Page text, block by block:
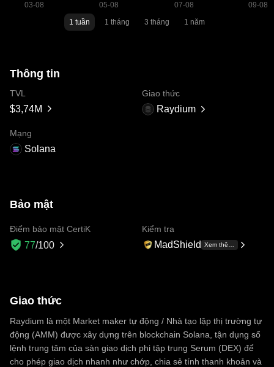
1 tuần 1 tháng 3 tháng 1 năm
Thông tin
TVL
$3,74M
Giao thức
Raydium
Mạng
Solana
Bảo mật
Điểm bảo mật CertiK
77/100
Kiểm tra
MadShield Xem thêm +3
Giao thức
Raydium là một Market maker tự động / Nhà tạo lập thị trường tự
động (AMM) được xây dựng trên blockchain Solana, tận dụng sổ
lệnh trung tâm của sàn giao dịch phi tập trung Serum (DEX) để
cho phép giao dịch nhanh như chớp, chia sẻ tính thanh khoản và